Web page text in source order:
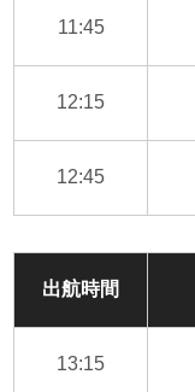
11:45
12:15
12:45
出航時間
13:15